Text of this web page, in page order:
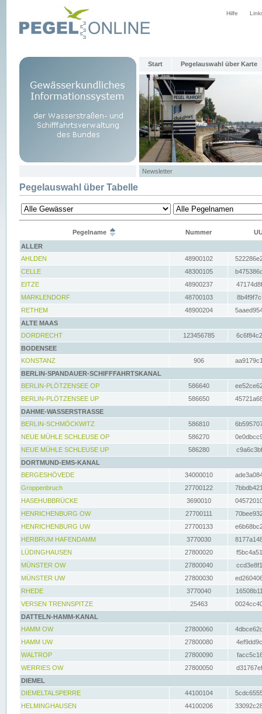
Hilfe
Start Pegelauswahl über Karte
Newsletter
Pegelauswahl über Tabelle
Pegelname Nummer
ALLER
AHLDEN
48900102
CELLE
48300105
EITZE
48900237
MARKLENDORF
48700103
RETHEM
48900204
ALTE MAAS
DORDRECHT
123456785
BODENSEE
KONSTANZ
906
BERLIN-SPANDAUER-SCHIFFFAHRTSKANAL
BERLIN-PLÖTZENSEE OP
586640
BERLIN-PLÖTZENSEE UP
586650
DAHME-WASSERSTRASSE
BERLIN-SCHMÖCKWITZ
586810
NEUE MÜHLE SCHLEUSE OP
586270
NEUE MÜHLE SCHLEUSE UP
586280
DORTMUND-EMS-KANAL
BERGESHÖVEDE
34000010
Groppenbruch
27700122
HASEHUBBRÜCKE
3690010
HENRICHENBURG OW
27700111
HENRICHENBURG UW
27700133
HERBRUM HAFENDAMM
3770030
LÜDINGHAUSEN
27800020
MÜNSTER OW
27800040
MÜNSTER UW
27800030
RHEDE
3770040
VERSEN TRENNSPITZE
25463
DATTELN-HAMM-KANAL
HAMM OW
27800060
HAMM UW
27800080
WALTROP
27800090
WERRIES OW
27800050
DIEMEL
DIEMELTALSPERRE
44100104
HELMINGHAUSEN
44100206